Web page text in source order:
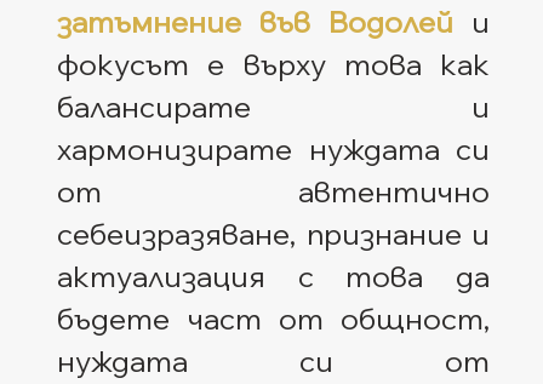
затъмнение във Водолей и
фокусът е върху това как
балансирате и
хармонизирате нуждата си
от автентично
себеизразяване, признание и
актуализация с това да
бъдете част от общност,
нуждата си от